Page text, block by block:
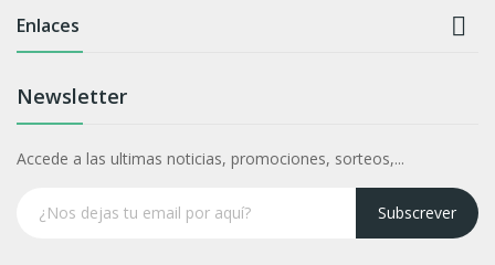
Enlaces 
Newsletter
Accede a las ultimas noticias, promociones, sorteos,...
Subscrever